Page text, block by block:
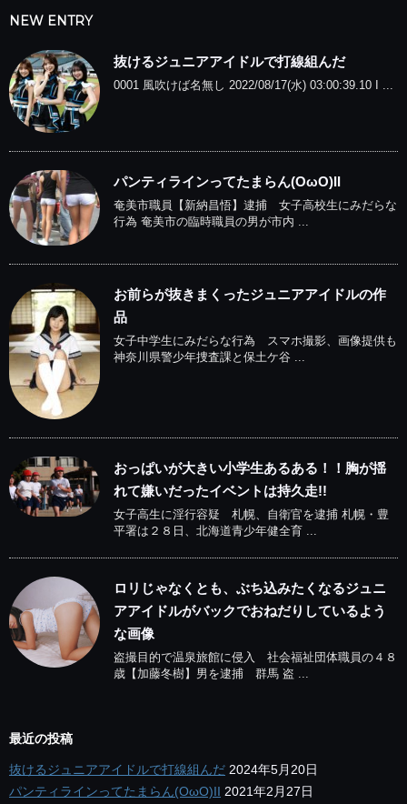
NEW ENTRY
抜けるジュニアアイドルで打線組んだ
0001 風吹けば名無し 2022/08/17(水) 03:00:39.10 I ...
パンティラインってたまらん(OωO)II
奄美市職員【新納昌悟】逮捕 女子高校生にみだらな
行為 奄美市の臨時職員の男が市内 ...
お前らが抜きまくったジュニアアイドルの作
品
女子中学生にみだらな行為 スマホ撮影、画像提供も
神奈川県警少年捜査課と保土ケ谷 ...
おっぱいが大きい小学生あるある！！胸が揺
れて嫌いだったイベントは持久走!!
女子高生に淫行容疑 札幌、自衛官を逮捕 札幌・豊
平署は２８日、北海道青少年健全育 ...
ロリじゃなくとも、ぶち込みたくなるジュニ
アアイドルがバックでおねだりしているよう
な画像
盗撮目的で温泉旅館に侵入 社会福祉団体職員の４８
歳【加藤冬樹】男を逮捕 群馬 盗 ...
最近の投稿
抜けるジュニアアイドルで打線組んだ 2024年5月20日
パンティラインってたまらん(OωO)II 2021年2月27日